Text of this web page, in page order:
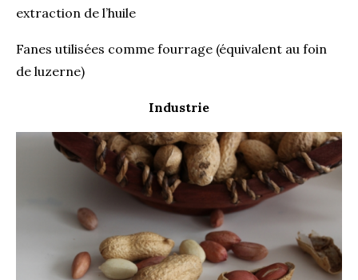
extraction de l’huile
Fanes utilisées comme fourrage (équivalent au foin
de luzerne)
Industrie